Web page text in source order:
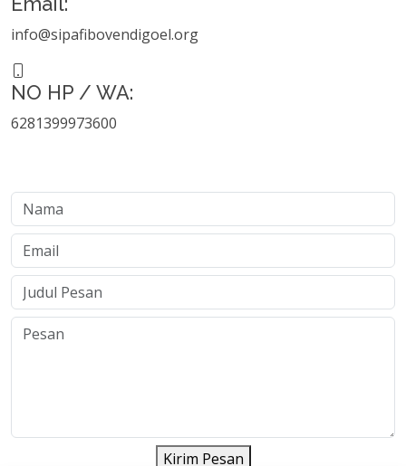
info@sipafibovendigoel.org
NO HP / WA:
6281399973600
Kirim Pesan